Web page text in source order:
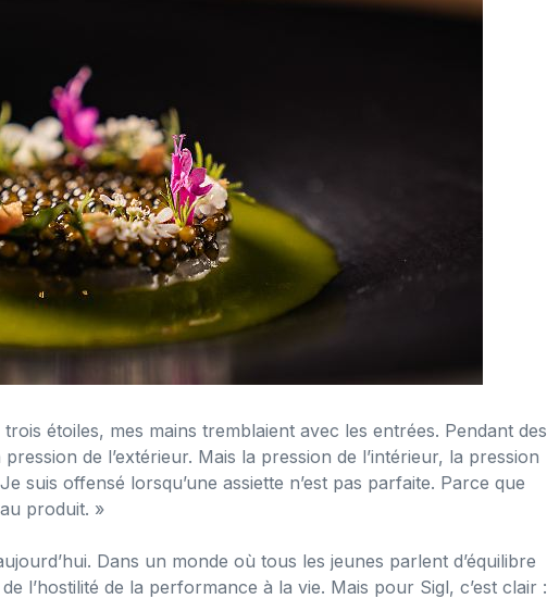
étoiles, mes mains tremblaient avec les entrées. Pendant des
de l’extérieur. Mais la pression de l’intérieur, la pression
suis offensé lorsqu’une assiette n’est pas parfaite. Parce que
produit. »
Dans un monde où tous les jeunes parlent d’équilibre
l’hostilité de la performance à la vie. Mais pour Sigl, c’est clair :